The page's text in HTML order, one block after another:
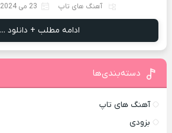
آهنگ های تاپ 23 می 2024
ادامه مطلب + دانلود ...
دسته‌بندی‌ها
آهنگ های تاپ
بزودی